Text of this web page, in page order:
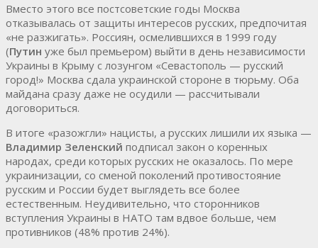
Вместо этого все постсоветские годы Москва
отказывалась от защиты интересов русских, предпочитая
«не разжигать». Россиян, осмелившихся в 1999 году
(Путин уже был премьером) выйти в день независимости
Украины в Крыму с лозунгом «Севастополь — русский
город!» Москва сдала украинской стороне в тюрьму. Оба
майдана сразу даже не осудили — рассчитывали
договориться.
В итоге «разожгли» нацисты, а русских лишили их языка —
Владимир Зеленский подписал закон о коренных
народах, среди которых русских не оказалось. По мере
украинизации, со сменой поколений противостояние
русским и России будет выглядеть все более
естественным. Неудивительно, что сторонников
вступления Украины в НАТО там вдвое больше, чем
противников (48% против 24%).